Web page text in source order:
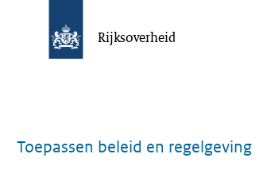
Rijksoverheid
Toepassen beleid en regelgeving